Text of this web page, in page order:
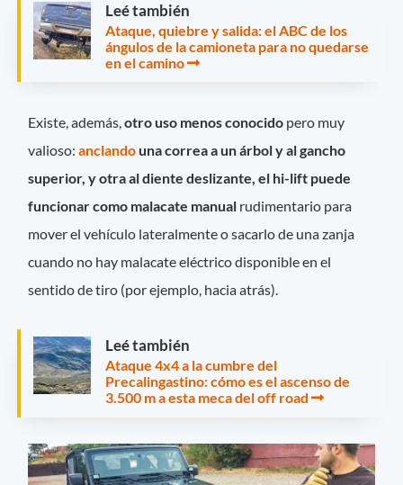
Leé también
Ataque, quiebre y salida: el ABC de los
ángulos de la camioneta para no quedarse
en el camino
Existe, además,otro uso menos conocido pero muy
valioso:anclando una correa a un árbol y al gancho
superior, y otra al diente deslizante, el hi-lift puede
funcionar como malacate manual rudimentario para
mover el vehículo lateralmente o sacarlo de una zanja
cuando no hay malacate eléctrico disponible en el
sentido de tiro (por ejemplo, hacia atrás).
Leé también
Ataque 4x4 a la cumbre del
Precalingastino: cómo es el ascenso de
3.500 m a esta meca del off road